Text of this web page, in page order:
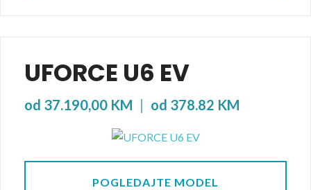
UFORCE U6 EV
od 37.190,00 KM | od 378.82 KM
POGLEDAJTE MODEL